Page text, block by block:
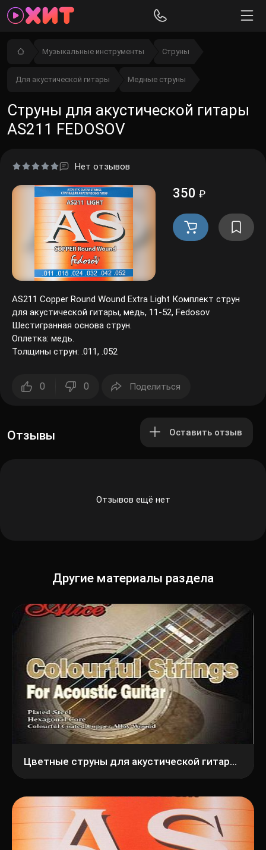
Музыкальные инструменты Струны
Для акустической гитары Медные струны
Струны для акустической гитары
AS211 FEDOSOV
Нет отзывов
350 ₽
AS211 Copper Round Wound Extra Light Комплект струн
для акустической гитары, медь, 11-52, Fedosov
Шестигранная основа струн.
Оплетка: медь.
Толщины струн: .011, .052
0 0 Поделиться
Отзывы Оставить отзыв
Отзывов ещё нет
Другие материалы раздела
Цветные струны для акустической гитары Alice AW435С-SL